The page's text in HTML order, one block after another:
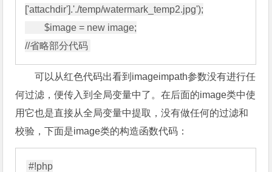
['attachdir'].'./temp/watermark_temp2.jpg');
        $image = new image;
可以从红色代码出看到imageimpath参数没有进行任
何过滤，便传入到全局变量中了。在后面的image类中使
用它也是直接从全局变量中提取，没有做任何的过滤和
校验，下面是image类的构造函数代码：
#!php